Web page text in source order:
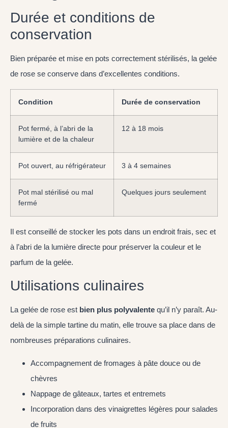
Durée et conditions de
conservation
Bien préparée et mise en pots correctement stérilisés, la gelée
de rose se conserve dans d’excellentes conditions.
Condition Durée de conservation
Pot fermé, à l’abri de la
lumière et de la chaleur
12 à 18 mois
Pot ouvert, au réfrigérateur 3 à 4 semaines
Pot mal stérilisé ou mal
fermé
Quelques jours seulement
Il est conseillé de stocker les pots dans un endroit frais, sec et
à l’abri de la lumière directe pour préserver la couleur et le
parfum de la gelée.
Utilisations culinaires
La gelée de rose est bien plus polyvalente qu’il n’y paraît. Au-
delà de la simple tartine du matin, elle trouve sa place dans de
nombreuses préparations culinaires.
Accompagnement de fromages à pâte douce ou de
chèvres
Nappage de gâteaux, tartes et entremets
Incorporation dans des vinaigrettes légères pour salades
de fruits